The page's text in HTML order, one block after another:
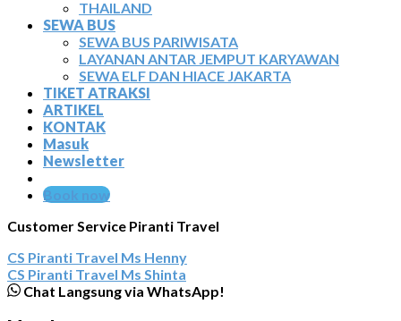
THAILAND
SEWA BUS
SEWA BUS PARIWISATA
LAYANAN ANTAR JEMPUT KARYAWAN
SEWA ELF DAN HIACE JAKARTA
TIKET ATRAKSI
ARTIKEL
KONTAK
Masuk
Newsletter
Book now
Customer Service Piranti Travel
CS Piranti Travel Ms Henny
CS Piranti Travel Ms Shinta
Chat Langsung via WhatsApp!